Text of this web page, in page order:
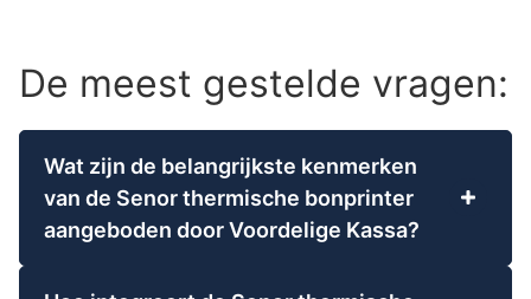
De meest gestelde vragen:
Wat zijn de belangrijkste kenmerken
van de Senor thermische bonprinter
aangeboden door Voordelige Kassa?
Kassa is ontworpen voor optimale efficiëntie en